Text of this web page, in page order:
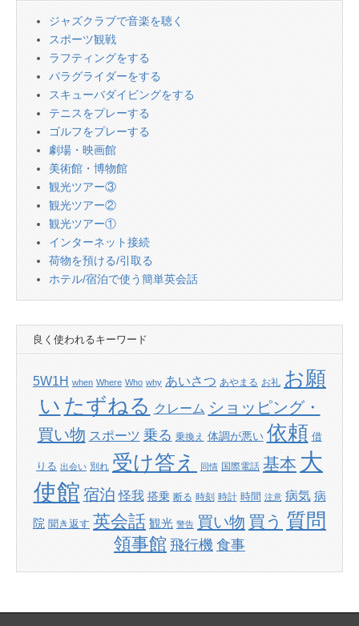
ジャズクラブで音楽を聴く
スポーツ観戦
ラフティングをする
パラグライダーをする
スキューバダイビングをする
テニスをプレーする
ゴルフをプレーする
劇場・映画館
美術館・博物館
観光ツアー③
観光ツアー②
観光ツアー①
インターネット接続
荷物を預ける/引取る
ホテル/宿泊で使う簡単英会話
良く使われるキーワード
5W1H when Where Who why あいさつ あやまる お礼 お願
い たずねる クレーム ショッピング・
買い物 スポーツ 乗る 乗換え 体調が悪い 依頼 借
りる 出会い 別れ 受け答え 同情 国際電話 基本 大
使館 宿泊 怪我 搭乗 断る 時刻 時計 時間 注意 病気 病
院 聞き返す 英会話 観光 警告 買い物 買う 質問
領事館 飛行機 食事